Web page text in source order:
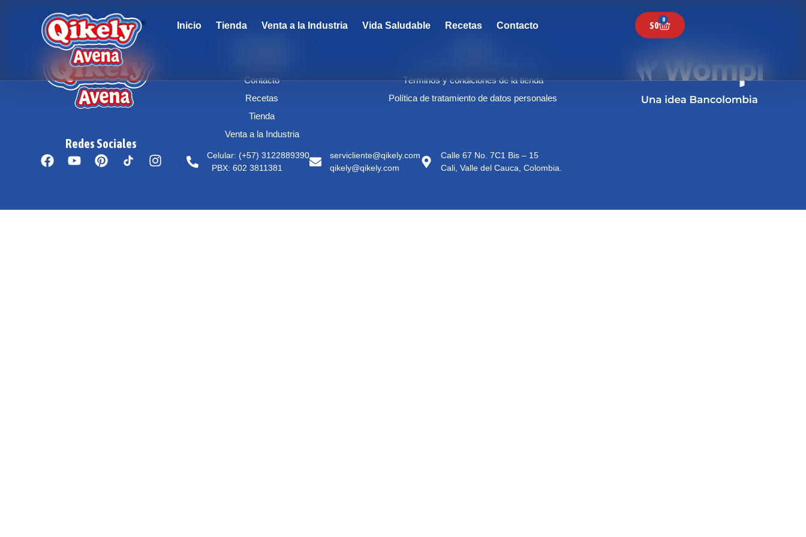
Inicio Tienda Venta a la Industria Vida Saludable Recetas Contacto $0
0
Redes Sociales
Contacto
Recetas
Tienda
Venta a la Industria
Términos y condiciones de la tienda
Política de tratamiento de datos personales
Celular: (+57) 3122889390
PBX: 602 3811381
servicliente@qikely.com
qikely@qikely.com
Calle 67 No. 7C1 Bis – 15
Cali, Valle del Cauca, Colombia.